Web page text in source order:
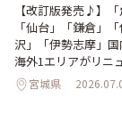
【改訂版発売♪】「
「仙台」「鎌倉」
沢」「伊勢志摩」
海外1エリアがリニ
宮城県